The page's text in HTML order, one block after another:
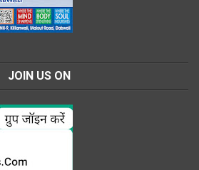
JOIN US ON